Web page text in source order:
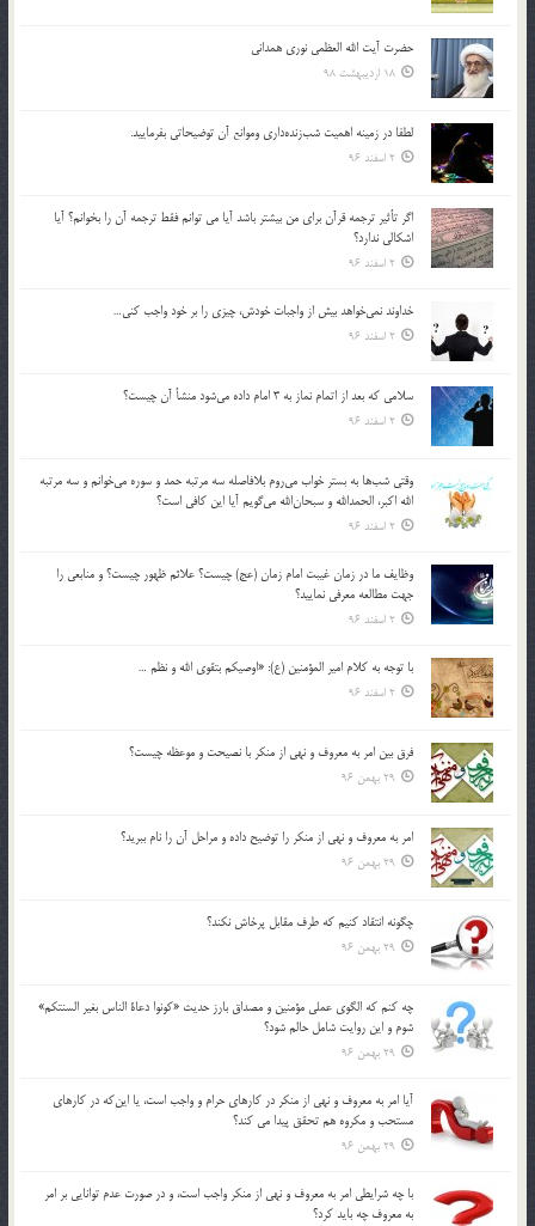
حضرت آیت الله العظمی نوری همدانی
18 اردیبهشت 98
لطفا در زمينه اهميت شب‌زنده‌داري وموانع آن توضيحاتي بفرماييد.
2 اسفند 96
اگر تأثير ترجمه قرآن براي من بيشتر باشد آيا مي توانم فقط ترجمه آن را بخوانم؟ آيا
اشكالي ندارد؟
2 اسفند 96
خداوند نمي‌خواهد بيش از واجبات خودش، چيزي را بر خود واجب كني…
2 اسفند 96
سلامي كه بعد از اتمام نماز به 3 امام داده مي‌شود منشأ آن چيست؟
2 اسفند 96
وقتي شب‌ها به بستر خواب مي‌روم بلافاصله سه مرتبه حمد و سوره مي‌خوانم و سه مرتبه
الله اكبر، الحمدالله و سبحان‌الله مي‌گويم آيا اين كافي است؟
2 اسفند 96
وظايف ما در زمان غيبت امام زمان (عج) چيست؟ علائم ظهور چيست؟ و منابعي را
جهت مطالعه معرفي نماييد؟
2 اسفند 96
با توجه به كلام امير المؤمنين (ع): «اوصيكم بتقوي الله و نظم …
2 اسفند 96
فرق بين امر به معروف و نهي از منكر با نصيحت و موعظه چيست؟
29 بهمن 96
امر به معروف و نهي از منكر را توضيح داده و مراحل آن را نام ببريد؟
29 بهمن 96
چگونه انتقاد كنيم كه طرف مقابل پرخاش نكند؟
29 بهمن 96
چه كنم كه الگوي عملي مؤمنين و مصداق بارز حديث «كونوا دعاة الناس بغير السنتكم»
شوم و اين روايت شامل حالم شود؟
29 بهمن 96
آيا امر به معروف و نهي از منكر در كارهاي حرام و واجب است، يا اين‌كه در كارهاي
مستحب و مكروه هم تحقق پيدا مي كند؟
29 بهمن 96
با چه شرايطي امر به معروف و نهي از منکر واجب است، و در صورت عدم توانايي بر امر
به معروف چه بايد کرد؟